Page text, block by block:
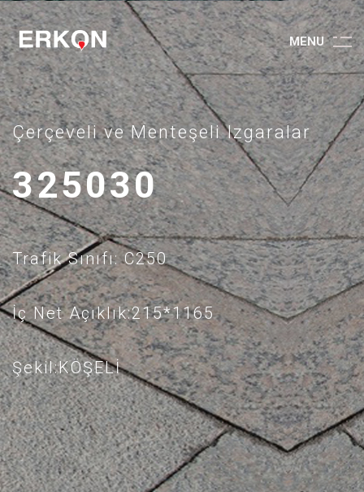
MENU
Çerçeveli ve Menteşeli Izgaralar
325030
Trafik Sınıfı: C250
İç Net Açıklık:215*1165
Şekil:KÖŞELİ